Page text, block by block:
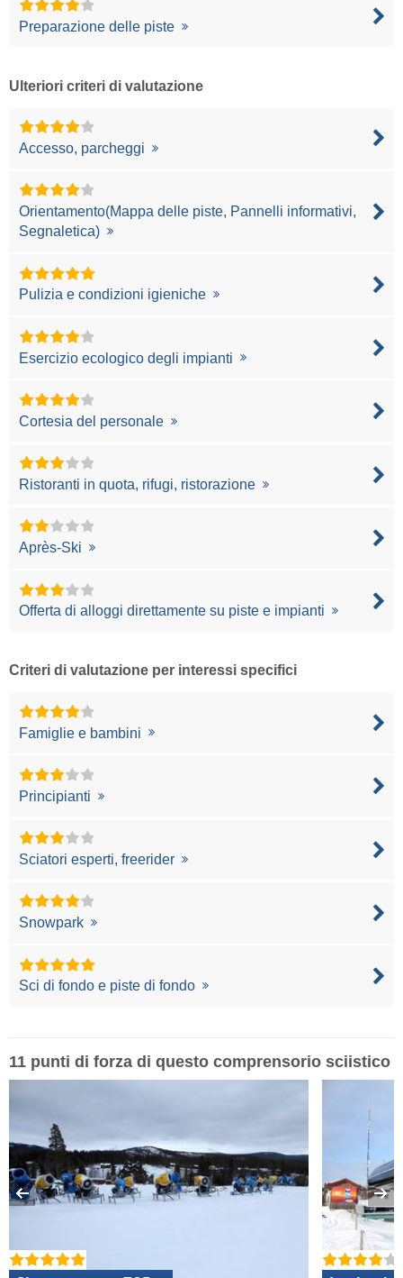
Preparazione delle piste
Ulteriori criteri di valutazione
Accesso, parcheggi
Orientamento(Mappa delle piste, Pannelli informativi,
Segnaletica)
Pulizia e condizioni igieniche
Esercizio ecologico degli impianti
Cortesia del personale
Ristoranti in quota, rifugi, ristorazione
Après-Ski
Offerta di alloggi direttamente su piste e impianti
Criteri di valutazione per interessi specifici
Famiglie e bambini
Principianti
Sciatori esperti, freerider
Snowpark
Sci di fondo e piste di fondo
11 punti di forza di questo comprensorio sciistico